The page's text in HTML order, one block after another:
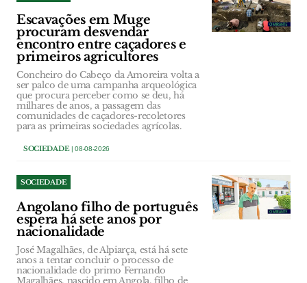
Escavações em Muge
procuram desvendar
encontro entre caçadores e
primeiros agricultores
Concheiro do Cabeço da Amoreira volta a
ser palco de uma campanha arqueológica
que procura perceber como se deu, há
milhares de anos, a passagem das
comunidades de caçadores-recoletores
para as primeiras sociedades agrícolas.
SOCIEDADE| 08-08-2026
SOCIEDADE
Angolano filho de português
espera há sete anos por
nacionalidade
José Magalhães, de Alpiarça, está há sete
anos a tentar concluir o processo de
nacionalidade do primo Fernando